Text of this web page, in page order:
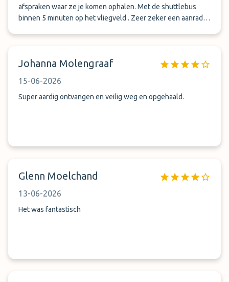
afspraken waar ze je komen ophalen. Met de shuttlebus
binnen 5 minuten op het vliegveld . Zeer zeker een aanrader
Johanna Molengraaf
15-06-2026
Super aardig ontvangen en veilig weg en opgehaald.
Glenn Moelchand
13-06-2026
Het was fantastisch